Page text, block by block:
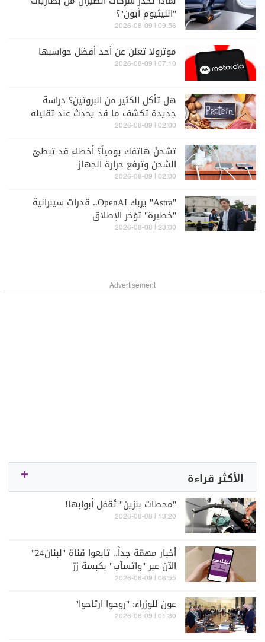
"الليثيوم أيون"؟
09:56 | 2026-08-09
موترولا تعلن عن أحد أفضل حواسبها
07:10 | 2026-08-09
هل تأكل الكثير من البروتين؟ دراسة
جديدة تكشف ما قد يحدث عند تقليله
02:00 | 2026-08-09
تشحنُ هاتفك يومياً؟ أخطاء قد تبطئ
الشحن وترفع حرارة الجهاز
02:00 | 2026-08-09
"Astra" يربك OpenAI.. قدرات سيبرانية
"خطيرة" تؤخر الإطلاق
23:00 | 2026-08-08
Advertisement
الأكثر قراءة
"محطات بنزين" تُقفل أبوابها!
13:20 | 2026-08-08
أخبار مهمّة جداً.. تابعوا قناة "لبنان24"
الآن عبر "واتسآب" بكبسة زرّ
06:55 | 2026-08-09
عون للوزراء: "روحوا ارتاحوا"
01:30 | 2026-08-09